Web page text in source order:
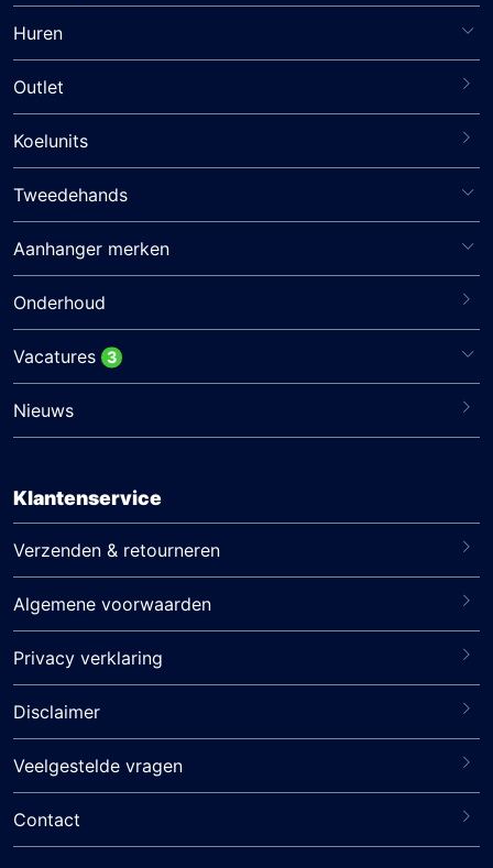
Huren
Outlet
Koelunits
Tweedehands
Aanhanger merken
Onderhoud
Vacatures 3
Nieuws
Klantenservice
Verzenden & retourneren
Algemene voorwaarden
Privacy verklaring
Disclaimer
Veelgestelde vragen
Contact